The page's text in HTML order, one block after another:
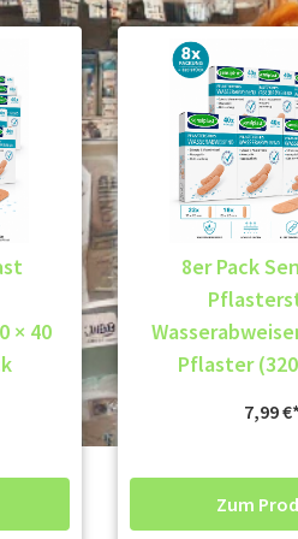
× 40
8er Pack
Pflaster
7,99€
Zum